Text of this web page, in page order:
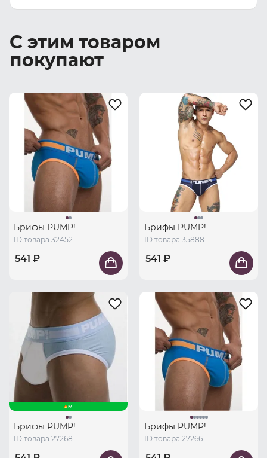
С этим товаром
покупают
Брифы PUMP!
ID товара 32452
541 ₽
Брифы PUMP!
ID товара 35888
541 ₽
M
Брифы PUMP!
ID товара 27268
Брифы PUMP!
ID товара 27266